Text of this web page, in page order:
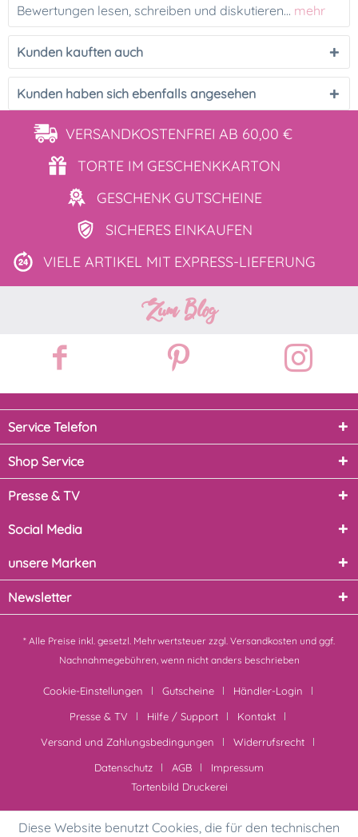
Bewertungen lesen, schreiben und diskutieren... mehr
Kunden kauften auch
Kunden haben sich ebenfalls angesehen
VERSANDKOSTENFREI AB 60,00 €
TORTE IM GESCHENKKARTON
GESCHENK GUTSCHEINE
SICHERES EINKAUFEN
VIELE ARTIKEL MIT EXPRESS-LIEFERUNG
Zum Blog
Service Telefon
Shop Service
Presse & TV
Social Media
unsere Marken
Newsletter
* Alle Preise inkl. gesetzl. Mehrwertsteuer zzgl. Versandkosten und ggf.
Nachnahmegebühren, wenn nicht anders beschrieben
Cookie-Einstellungen Gutscheine
Händler-Login
Presse & TV
Hilfe / Support
Kontakt
Versand und Zahlungsbedingungen
Widerrufsrecht
Datenschutz
AGB
Impressum
Tortenbild Druckerei
Diese Website benutzt Cookies, die für den technischen